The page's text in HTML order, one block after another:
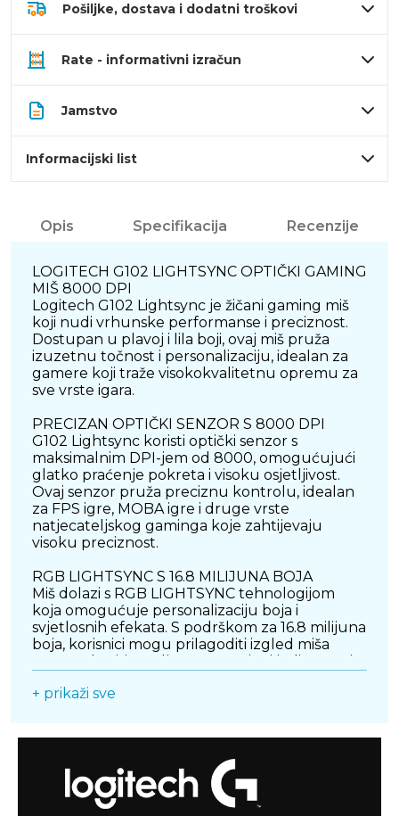
Pošiljke, dostava i dodatni troškovi
Rate - informativni izračun
Jamstvo
Informacijski list
Opis Specifikacija Recenzije
LOGITECH G102 LIGHTSYNC OPTIČKI GAMING
MIŠ 8000 DPI
Logitech G102 Lightsync je žičani gaming miš
koji nudi vrhunske performanse i preciznost.
Dostupan u plavoj i lila boji, ovaj miš pruža
izuzetnu točnost i personalizaciju, idealan za
gamere koji traže visokokvalitetnu opremu za
sve vrste igara.
PRECIZAN OPTIČKI SENZOR S 8000 DPI
G102 Lightsync koristi optički senzor s
maksimalnim DPI-jem od 8000, omogućujući
glatko praćenje pokreta i visoku osjetljivost.
Ovaj senzor pruža preciznu kontrolu, idealan
za FPS igre, MOBA igre i druge vrste
natjecateljskog gaminga koje zahtijevaju
visoku preciznost.
RGB LIGHTSYNC S 16.8 MILIJUNA BOJA
Miš dolazi s RGB LIGHTSYNC tehnologijom
koja omogućuje personalizaciju boja i
svjetlosnih efekata. S podrškom za 16.8 milijuna
boja, korisnici mogu prilagoditi izgled miša
gaming okruženjem.
G102 Lightsync nudi 6 programirljivih tipki koje
omogućuju personalizaciju za različite
komande i makronaredbe. Ovo omogućava
+ prikaži sve